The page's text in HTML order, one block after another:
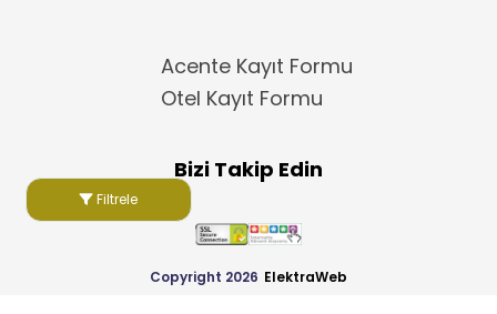
Filtrele
Acente Kayıt Formu
Otel Kayıt Formu
Bizi Takip Edin
Copyright 2026 ElektraWeb